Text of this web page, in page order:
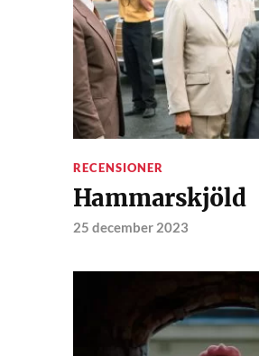
RECENSIONER
Hammarskjöld
25 december 2023